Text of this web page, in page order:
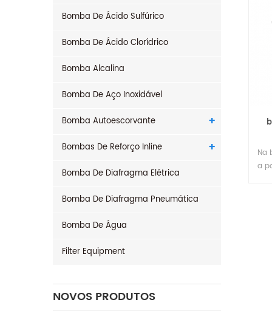
Bomba De Ácido Sulfúrico
Bomba De Ácido Clorídrico
Bomba Alcalina
Bomba De Aço Inoxidável
Bomba Autoescorvante
Bombas De Reforço Inline
Bomba De Diafragma Elétrica
Bomba De Diafragma Pneumática
Bomba De Água
Filter Equipment
NOVOS PRODUTOS
Na
a